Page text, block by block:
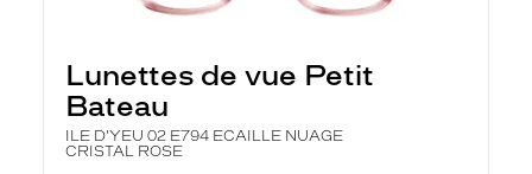
Lunettes de vue Petit
Bateau
ILE D'YEU 02 E794 ECAILLE NUAGE
CRISTAL ROSE